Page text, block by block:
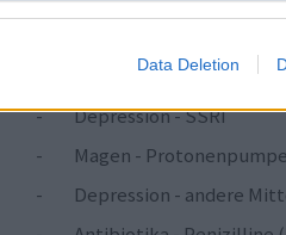
Data Deletion
Epilepsie
-
Depression - SSRI
-
Magen -
-
Depression - andere